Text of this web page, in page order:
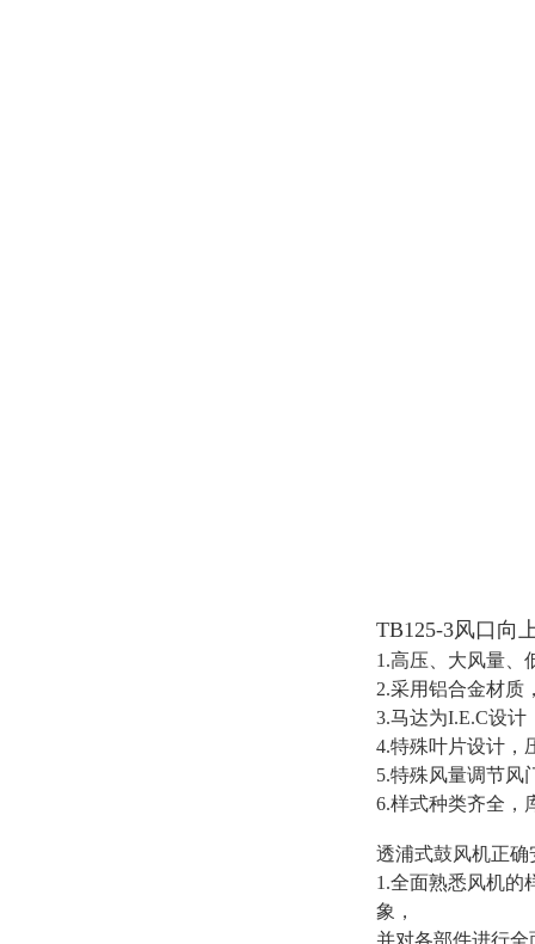
TB125-3风口向
1.高压、大风量、
2.采用铝合金材质
3.马达为I.E.C设
4.特殊叶片设计，
5.特殊风量调节风
6.样式种类齐全，
透浦式鼓风机正确
1.全面熟悉风机的
象，
并对各部件进行